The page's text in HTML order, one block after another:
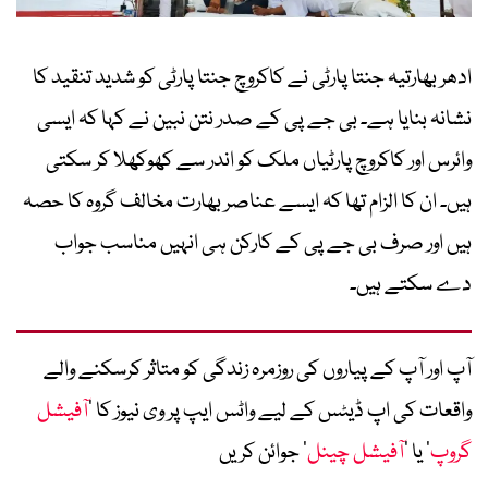
ادھر بھارتیہ جنتا پارٹی نے کاکروچ جنتا پارٹی کو شدید تنقید کا
نشانہ بنایا ہے۔ بی جے پی کے صدر نتن نبین نے کہا کہ ایسی
وائرس اور کاکروچ پارٹیاں ملک کو اندر سے کھوکھلا کر سکتی
ہیں۔ ان کا الزام تھا کہ ایسے عناصر بھارت مخالف گروہ کا حصہ
ہیں اور صرف بی جے پی کے کارکن ہی انہیں مناسب جواب
دے سکتے ہیں۔
آپ اور آپ کے پیاروں کی روزمرہ زندگی کو متاثر کرسکنے والے
واقعات کی اپ ڈیٹس کے لیے واٹس ایپ پر وی نیوز کا ’آفیشل
گروپ‘ یا ’آفیشل چینل‘ جوائن کریں